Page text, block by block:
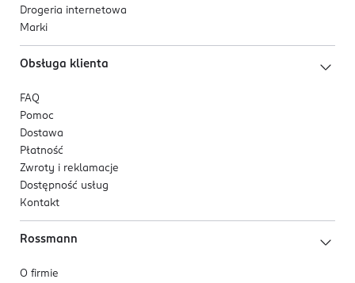
Drogeria internetowa
Marki
Obsługa klienta
FAQ
Pomoc
Dostawa
Płatność
Zwroty i reklamacje
Dostępność usług
Kontakt
Rossmann
O firmie